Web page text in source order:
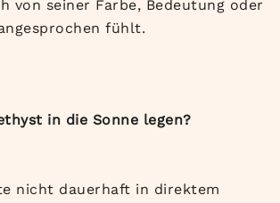
von seiner Farbe, Bedeutung oder
fühlt.
in die Sonne legen?
nicht dauerhaft in direktem